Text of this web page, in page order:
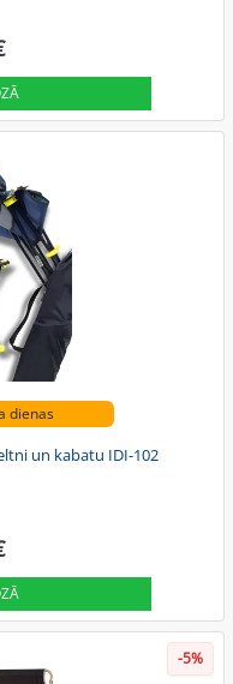
dienas
un kabatu IDI-102
-5%